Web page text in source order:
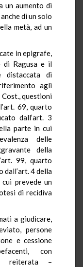
un aumento di
di un solo
metà, ad un
in epigrafe,
di Ragusa e il
distaccata di
agli
Cost., questioni
69, quarto
dall’art. 3
parte in cui
delle
della
99, quarto
dall’art. 4 della
prevede un
di recidiva
a giudicare,
persone
e cessione
con
reiterata –